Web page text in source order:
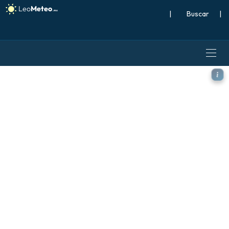
| |
GFS modelo - Argentina,